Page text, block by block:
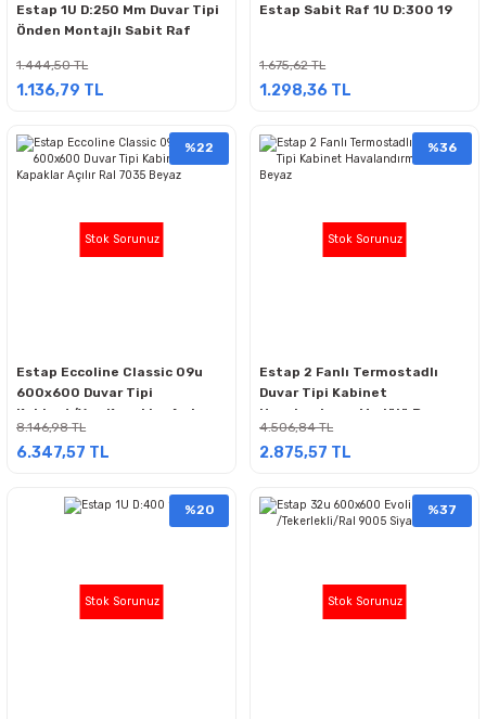
Estap 1U D:250 Mm Duvar Tipi
Önden Montajlı Sabit Raf
1.444,50 TL
1.136,79 TL
Estap Sabit Raf 1U D:300 19
1.675,62 TL
1.298,36 TL
Stok Sorunuz
%22
Estap Eccoline Classic 09u
600x600 Duvar Tipi
Kabinet/Yan Kapaklar Açılır
Ral 7035 Beyaz
8.146,98 TL
6.347,57 TL
Stok Sorunuz
%36
Estap 2 Fanlı Termostadlı
Duvar Tipi Kabinet
Havalandırma Modülü Beyaz
4.506,84 TL
2.875,57 TL
Stok Sorunuz
%20
Stok Sorunuz
%37